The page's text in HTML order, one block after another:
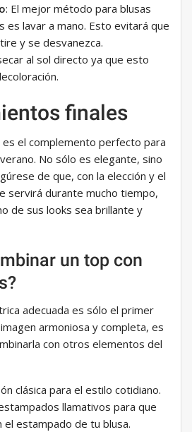
: El mejor método para blusas
es lavar a mano. Esto evitará que
y se desvanezca.
al sol directo ya que esto
finales
el complemento perfecto para
No sólo es elegante, sino
de que, con la elección y el
servirá durante mucho tiempo,
de sus looks sea brillante y
un top con
adecuada es sólo el primer
armoniosa y completa, es
con otros elementos del
clásica para el estilo cotidiano.
llamativos para que
el estampado de tu blusa.